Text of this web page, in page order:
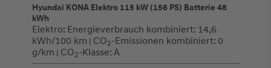
Hyundai KONA Elektro 115 kW (156 PS) Batterie 48
kWh
Elektro: Energieverbrauch kombiniert: 14,6
kWh/100 km | CO2-Emissionen kombiniert: 0
g/km | CO2-Klasse: A